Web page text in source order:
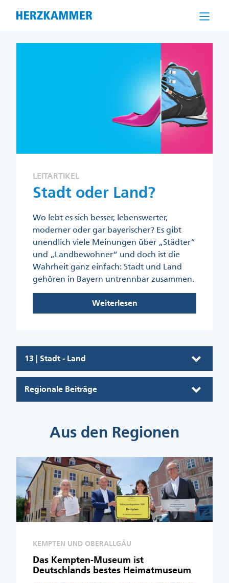
LEITARTIKEL
Stadt oder Land?
Wo lebt es sich besser, lebenswerter,
moderner oder gar bayerischer? Es gibt
unendlich viele Meinungen über „Städter“
und „Landbewohner“ und doch ist die
Wahrheit ganz einfach: Stadt und Land
gehören in Bayern untrennbar zusammen.
Weiterlesen
13 | Stadt - Land
Regionale Beiträge
Aus den Regionen
KEMPTEN UND OBERALLGÄU
Das Kempten-Museum ist
Deutschlands bestes Heimatmuseum